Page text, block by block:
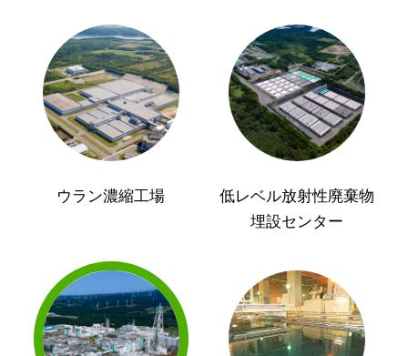
ウラン濃縮工場
低レベル放射性廃棄物
埋設センター